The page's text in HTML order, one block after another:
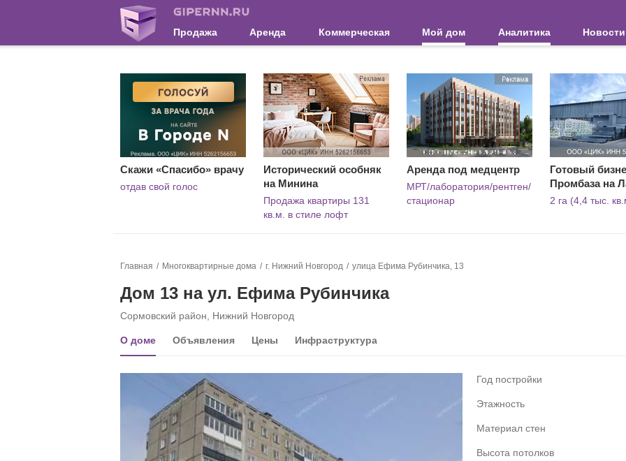
Продажа Аренда Коммерческая Мой дом Аналитика Новости
Скажи «Спасибо» врачу
отдав свой голос
Исторический особняк
на Минина
Продажа квартиры 131
кв.м. в стиле лофт
Аренда под медцентр
МРТ/лаборатория/рентген/
стационар
Готовый
Промбаза на
2 га (4,4 тыс.
Главная Многоквартирные дома г. Нижний Новгород улица Ефима Рубинчика, 13
Дом 13 на ул. Ефима Рубинчика
Сормовский район, Нижний Новгород
О доме Объявления Цены Инфраструктура
Год постройки
Этажность
Материал стен
Высота потолков